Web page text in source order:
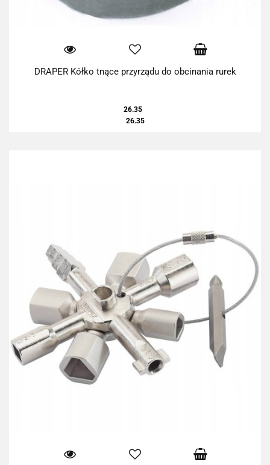
DRAPER Kółko tnące przyrządu do obcinania rurek
26.35
26.35